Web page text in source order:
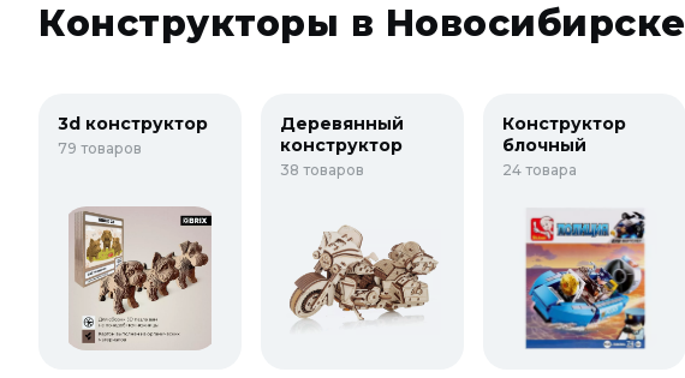
Конструкторы в Новосибирске
3d конструктор
79 товаров
Деревянный
конструктор
38 товаров
Конструктор
блочный
24 товара